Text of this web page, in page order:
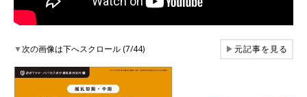
▼次の画像は下へスクロール (7/44) ▶元記事を見る